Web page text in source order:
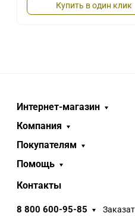
Купить в один клик
Интернет-магазин
Компания
Покупателям
Помощь
Контакты
8 800 600-95-85